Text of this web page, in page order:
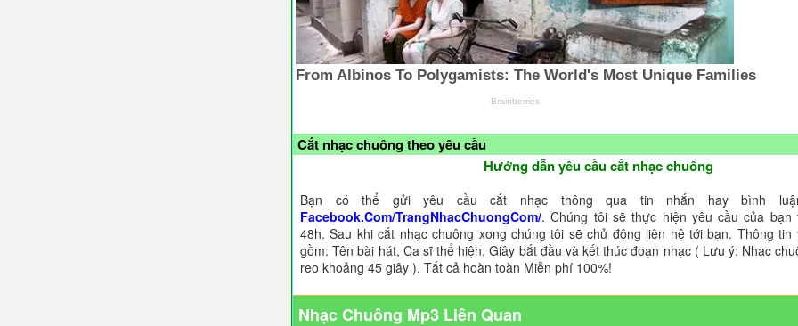
Cắt nhạc chuông theo yêu cầu
Hướng dẫn yêu cầu cắt nhạc chuông
Bạn có thể gửi yêu cầu cắt nhạc thông qua tin nhắn hay bình
Facebook.Com/TrangNhacChuongCom/. Chúng tôi sẽ thực hiện yêu cầu của bạn
48h. Sau khi cắt nhạc chuông xong chúng tôi sẽ chủ động liên hệ tới bạn. Thông tin
gồm: Tên bài hát, Ca sĩ thể hiện, Giây bắt đầu và kết thúc đoạn nhạc ( Lưu ý: Nhạc
reo khoảng 45 giây ). Tất cả hoàn toàn Miễn phí 100%!
Nhạc Chuông Mp3 Liên Quan